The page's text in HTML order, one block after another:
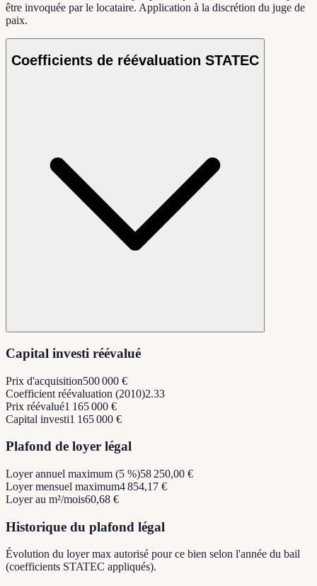
être invoquée par le locataire. Application à la discrétion du juge de
paix.
Coefficients de réévaluation STATEC
Capital investi réévalué
Prix d'acquisition500 000 €
Coefficient réévaluation (2010)2.33
Prix réévalué1 165 000 €
Capital investi1 165 000 €
Plafond de loyer légal
Loyer annuel maximum (5 %)58 250,00 €
Loyer mensuel maximum4 854,17 €
Loyer au m²/mois60,68 €
Historique du plafond légal
Évolution du loyer max autorisé pour ce bien selon l'année du bail
(coefficients STATEC appliqués).